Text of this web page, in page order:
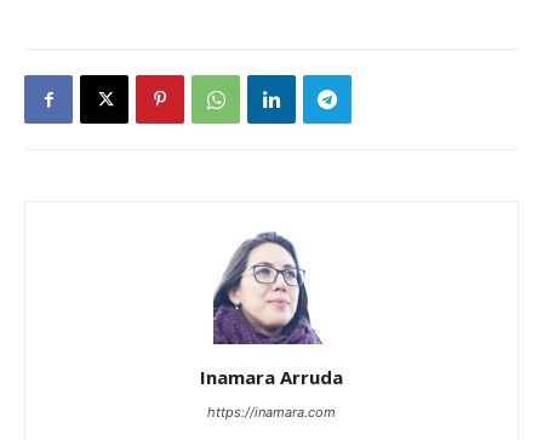
Inamara Arruda
https://inamara.com